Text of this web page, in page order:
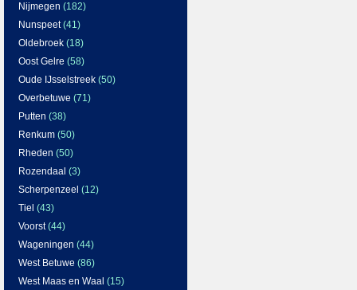
Nijmegen (182)
Nunspeet(41)
Oldebroek (18)
Oost Gelre (58)
Oude IJsselstreek (50)
Overbetuwe (71)
Putten (38)
Renkum (50)
Rheden (50)
Rozendaal (3)
Scherpenzeel (12)
Tiel (43)
Voorst(44)
Wageningen (44)
West Betuwe (86)
West Maas en Waal (15)